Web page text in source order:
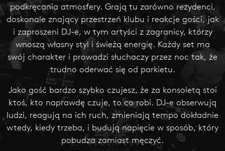
podkręcania atmosfery. Grają tu zarówno rezydenci,
doskonale znający przestrzeń klubu i reakcje gości, jak
i zaproszeni DJ-e, w tym artyści z zagranicy, którzy
wnoszą własny styl i świeżą energię. Każdy set ma
swój charakter i prowadzi słuchaczy przez noc tak, że
trudno oderwać się od parkietu.
Jako gość bardzo szybko czujesz, że za konsoletą stoi
ktoś, kto naprawdę czuje, to co robi. DJ-e obserwują
ludzi, reagują na ich ruch, zmieniają tempo dokładnie
wtedy, kiedy trzeba, i budują napięcie w sposób, który
pobudza zamiast męczyć.